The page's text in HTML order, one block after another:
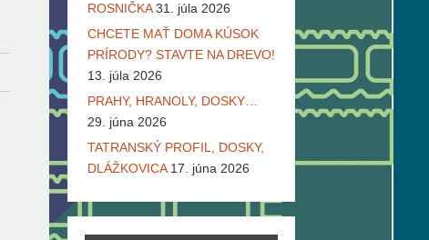
ROSNIČKA 31. júla 2026
CHCETE MAŤ DOMA KÚSOK
PRÍRODY? STAVTE NA DREVO!
13. júla 2026
PRAHY, HRANOLY, DOSKY…
29. júna 2026
TATRANSKÝ PROFIL, DOSKY,
DLÁŽKOVICA 17. júna 2026